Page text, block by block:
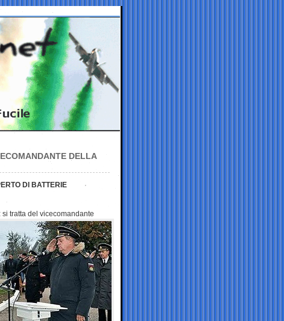
DELLA
DI BATTERIE
tratta del vicecomandante